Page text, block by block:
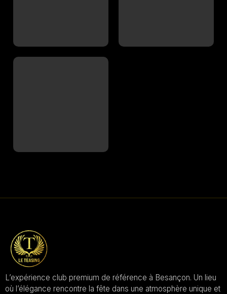
L’expérience club premium de référence à Besançon. Un lieu
où l’élégance rencontre la fête dans une atmosphère unique et